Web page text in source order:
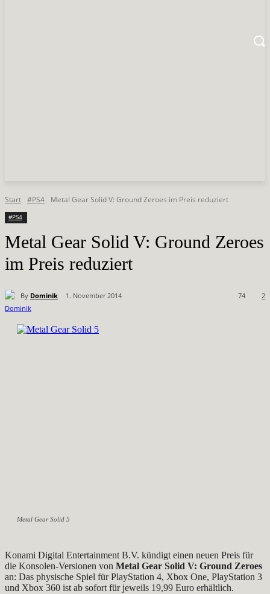
Start #PS4 Metal Gear Solid V: Ground Zeroes im Preis reduziert
#PS4
Metal Gear Solid V: Ground Zeroes
im Preis reduziert
By Dominik 1. November 2014 2
74
Metal Gear Solid 5
Konami Digital Entertainment B.V. kündigt einen neuen Preis für
die Konsolen-Versionen von Metal Gear Solid V: Ground Zeroes
an: Das physische Spiel für PlayStation 4, Xbox One, PlayStation 3
und Xbox 360 ist ab sofort für jeweils 19,99 Euro erhältlich.